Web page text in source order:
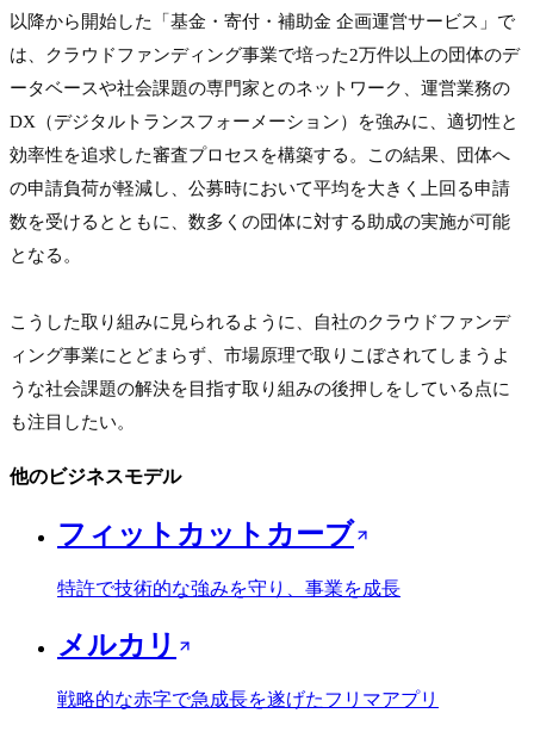
以降から開始した「基金・寄付・補助金 企画運営サービス」で
は、クラウドファンディング事業で培った2万件以上の団体のデ
ータベースや社会課題の専門家とのネットワーク、運営業務の
DX（デジタルトランスフォーメーション）を強みに、適切性と
効率性を追求した審査プロセスを構築する。この結果、団体へ
の申請負荷が軽減し、公募時において平均を大きく上回る申請
数を受けるとともに、数多くの団体に対する助成の実施が可能
となる。
こうした取り組みに見られるように、自社のクラウドファンデ
ィング事業にとどまらず、市場原理で取りこぼされてしまうよ
うな社会課題の解決を目指す取り組みの後押しをしている点に
も注目したい。
他のビジネスモデル
フィットカットカーブ
特許で技術的な強みを守り、事業を成長
メルカリ
戦略的な赤字で急成長を遂げたフリマアプリ